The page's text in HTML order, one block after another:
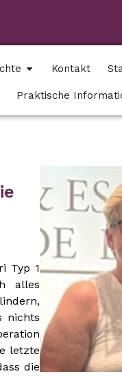
Kontakt
Praktische
Typ 1
alles
nichts
letzte
die